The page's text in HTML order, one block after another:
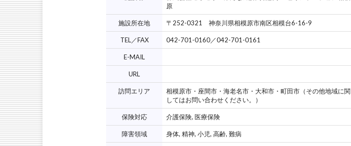
原
施設所在地 〒252-0321 神奈川県相模原市南区相模台6-16-9
TEL／FAX 042-701-0160／042-701-0161
E-MAIL
URL
訪問エリア
相模原市・座間市・海老名市・大和市・町田市（その他地域に関
してはお問い合わせください。）
保険対応 介護保険, 医療保険
障害領域 身体, 精神, 小児, 高齢, 難病